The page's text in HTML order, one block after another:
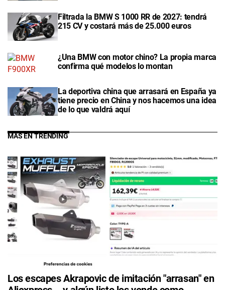
Filtrada la BMW S 1000 RR de 2027: tendrá
215 CV y costará más de 25.000 euros
¿Una BMW con motor chino? La propia marca
confirma qué modelos lo montan
La deportiva china que arrasará en España ya
tiene precio en China y nos hacemos una idea
de lo que valdrá aquí
MÁS EN TRENDING
Los escapes Akrapovic de imitación "arrasan" en